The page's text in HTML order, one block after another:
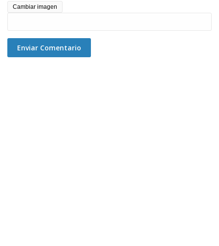
Cambiar imagen
Enviar Comentario